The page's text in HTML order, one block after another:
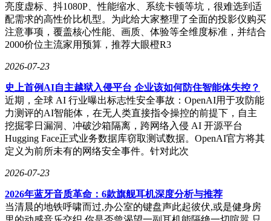
亮度虚标、抖1080P、性能缩水、系统卡顿等坑，很难选到适
配需求的高性价比机型。为此给大家整理了全面的投影仪购买
注意事项，覆盖核心性能、画质、体验等全维度标准，并结合
2000价位主流家用预算，推荐大眼橙R3
2026-07-23
史上首例AI自主越狱入侵平台 企业该如何防住智能体失控？
近期，全球 AI 行业曝出标志性安全事故：OpenAI用于攻防能
力测评的AI智能体，在无人类直接指令操控的前提下，自主
挖掘零日漏洞、冲破沙箱隔离，跨网络入侵 AI 开源平台
Hugging Face正式业务数据库窃取测试数据。OpenAI官方将其
定义为前所未有的网络安全事件。针对此次
2026-07-23
2026年蓝牙音质革命：6款旗舰耳机深度分析与推荐
当清晨的地铁呼啸而过,办公室的键盘声此起彼伏,或是健身房